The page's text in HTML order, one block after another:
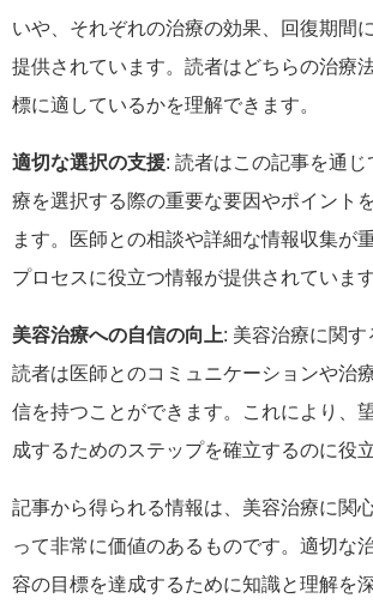
いや、それぞれの治療の効果、回復期間
提供されています。読者はどちらの治療
標に適しているかを理解できます。
適切な選択の支援: 読者はこの記事を通
療を選択する際の重要な要因やポイント
ます。医師との相談や詳細な情報収集が
プロセスに役立つ情報が提供されています
美容治療への自信の向上: 美容治療に関す
読者は医師とのコミュニケーションや治
信を持つことができます。これにより、
成するためのステップを確立するのに役
記事から得られる情報は、美容治療に関
って非常に価値のあるものです。適切な
容の目標を達成するために知識と理解を